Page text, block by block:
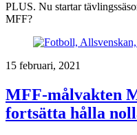
PLUS. Nu startar
MFF?
15 februari, 2021
MFF-målvakten
fortsätta hålla